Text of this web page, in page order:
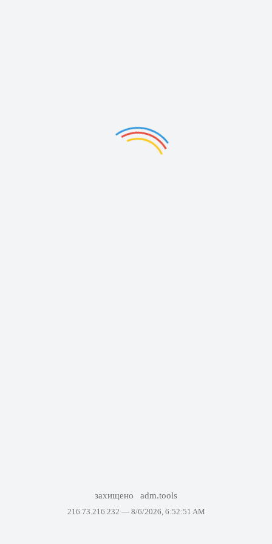
захищено adm.tools
216.73.216.232 — 8/6/2026, 6:52:51 AM